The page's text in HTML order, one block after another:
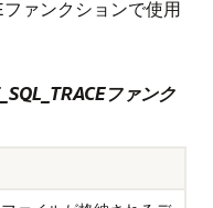
ファンクションで使用
ファンク